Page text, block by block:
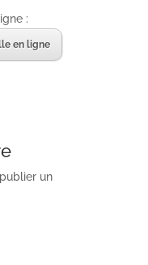
:
en ligne
un